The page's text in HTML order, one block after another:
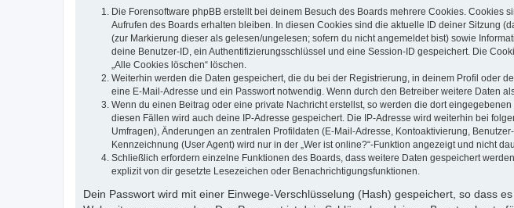
Die Forensoftware phpBB erstellt bei deinem Besuch des Boards mehrere Cookies.
Aufrufen des Boards erhalten bleiben. In diesen Cookies sind die aktuelle ID deiner Sitzung
(zur Markierung dieser als gelesen/ungelesen; sofern du nicht angemeldet bist) sowie
deine Benutzer-ID, ein Authentifizierungsschlüssel und eine Session-ID gespeichert. Die
„Alle Cookies löschen“ löschen.
Weiterhin werden die Daten gespeichert, die du bei der Registrierung, in deinem Profil oder
eine E-Mail-Adresse und ein Passwort notwendig. Wenn durch den Betreiber weitere Daten
Wenn du einen Beitrag oder eine private Nachricht erstellst, so werden die dort
diesen Fällen wird auch deine IP-Adresse gespeichert. Die IP-Adresse wird weiterhin bei
Umfragen), Änderungen an zentralen Profildaten (E-Mail-Adresse, Kontoaktivierung,
Kennzeichnung (User Agent) wird nur in der „Wer ist online?“-Funktion angezeigt und nicht
Schließlich erfordern einzelne Funktionen des Boards, dass weitere Daten gespeichert
explizit von dir gesetzte Lesezeichen oder Benachrichtigungsfunktionen.
Dein Passwort wird mit einer Einwege-Verschlüsselung (Hash) gespeichert, so dass